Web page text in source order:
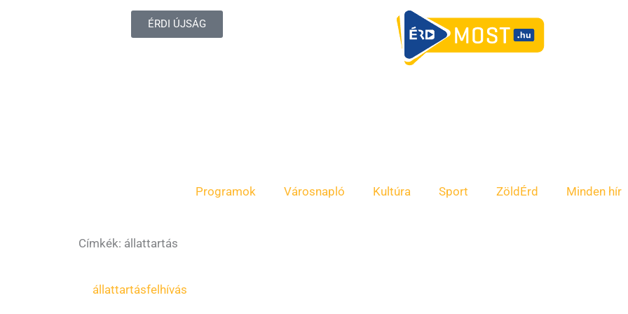
ÉRDI ÚJSÁG
Programok Városnapló Kultúra Sport ZöldÉrd Minden hír
Címkék: állattartás
állattartásfelhívás